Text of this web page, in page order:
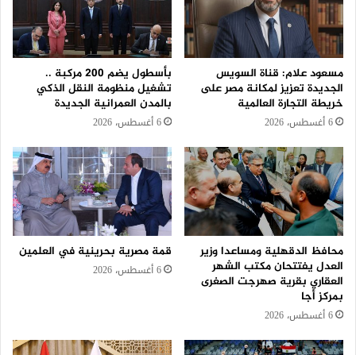
مسعود علام: قناة السويس
الجديدة تعزيز لمكانة مصر على
خريطة التجارة العالمية
6 أغسطس، 2026
بأسطول يضم 200 مركبة ..
تشغيل منظومة النقل الذكي
بالمدن العمرانية الجديدة
6 أغسطس، 2026
محافظ الدقهلية ومساعدا وزير
العدل يفتتحان مكتب الشهر
العقاري بقرية صهرجت الصغرى
بمركز أجا
6 أغسطس، 2026
قمة مصرية بحرينية في العلمين
6 أغسطس، 2026